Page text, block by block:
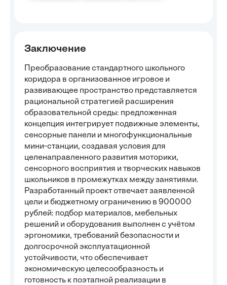
Заключение
Преобразование стандартного школьного
коридора в организованное игровое и
развивающее пространство представляется
рациональной стратегией расширения
образовательной среды: предложенная
концепция интегрирует подвижные элементы,
сенсорные панели и многофункциональные
мини‑станции, создавая условия для
целенаправленного развития моторики,
сенсорного восприятия и творческих навыков
школьников в промежутках между занятиями.
Разработанный проект отвечает заявленной
цели и бюджетному ограничению в 900000
рублей: подбор материалов, мебельных
решений и оборудования выполнен с учётом
эргономики, требований безопасности и
долгосрочной эксплуатационной
устойчивости, что обеспечивает
экономическую целесообразность и
готовность к поэтапной реализации в